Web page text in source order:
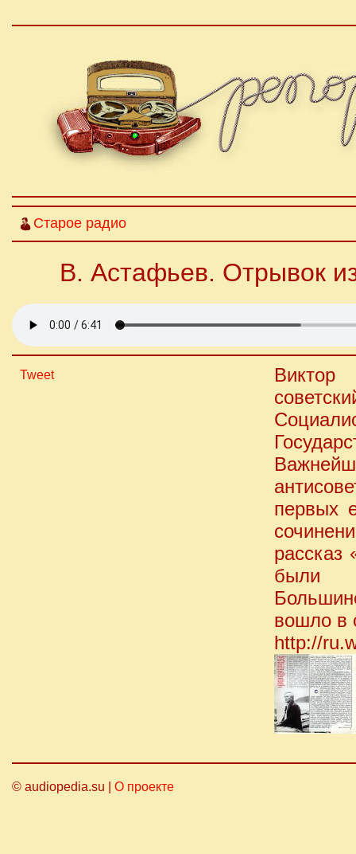
Старое радио
В. Астафьев. Отрывок
Tweet
первых
рассказ
были
вошло в
http://
© audiopedia.su | О проекте